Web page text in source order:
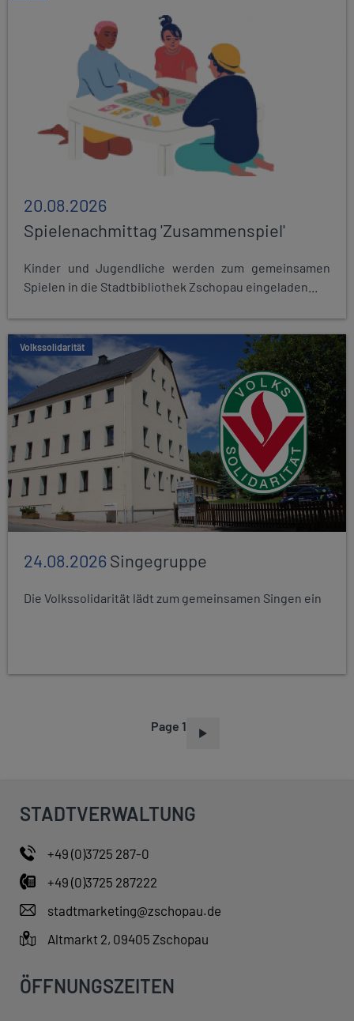
20.08.2026
Spielenachmittag 'Zusammenspiel'
Kinder und Jugendliche werden zum gemeinsamen
Spielen in die Stadtbibliothek Zschopau eingeladen...
Volkssolidarität
24.08.2026Singegruppe
Die Volkssolidarität lädt zum gemeinsamen Singen ein
Page 1
STADTVERWALTUNG
+49 (0)3725 287-0
+49 (0)3725 287222
stadtmarketing@zschopau.de
Altmarkt 2, 09405 Zschopau
ÖFFNUNGSZEITEN